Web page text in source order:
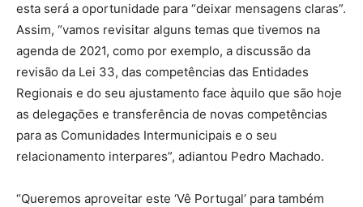
esta será a oportunidade para “deixar mensagens claras”.
Assim, “vamos revisitar alguns temas que tivemos na
agenda de 2021, como por exemplo, a discussão da
revisão da Lei 33, das competências das Entidades
Regionais e do seu ajustamento face àquilo que são hoje
as delegações e transferência de novas competências
para as Comunidades Intermunicipais e o seu
relacionamento interpares”, adiantou Pedro Machado.
“Queremos aproveitar este ‘Vê Portugal’ para também